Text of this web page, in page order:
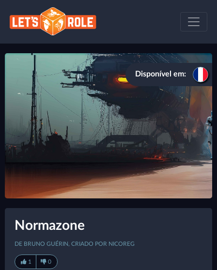
Disponível em:
Normazone
DE BRUNO GUÉRIN, CRIADO POR NICOREG
1 0